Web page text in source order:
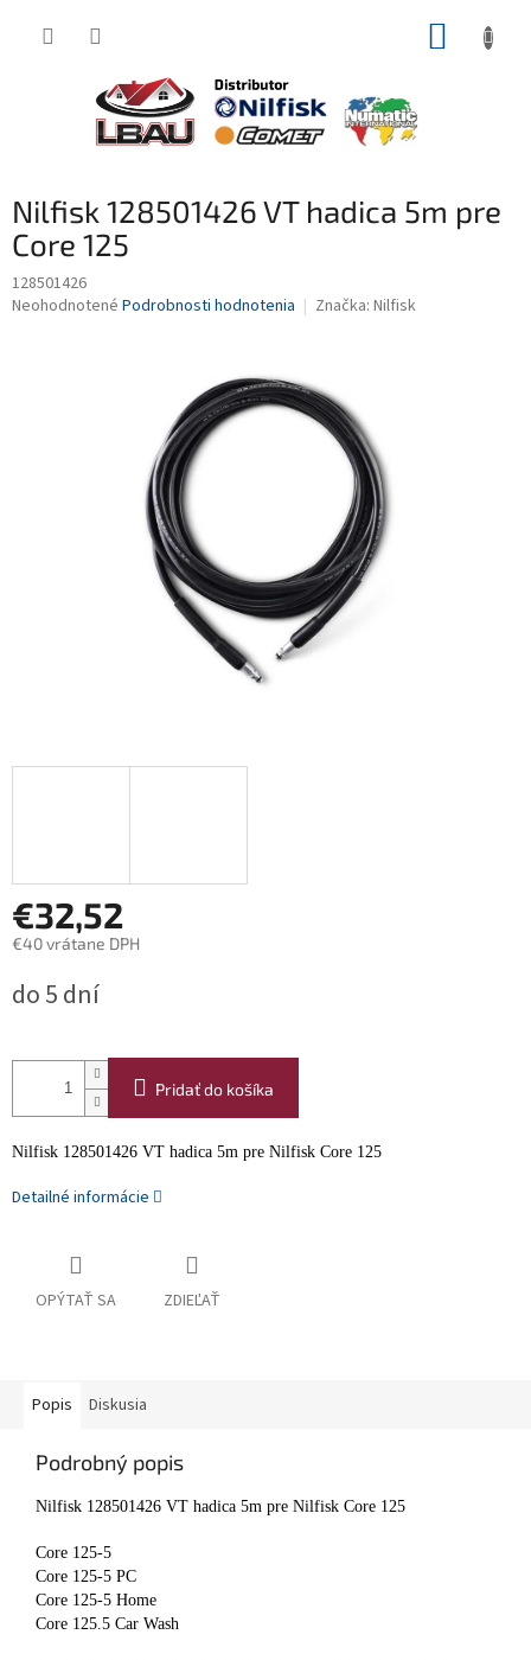
Nilfisk 128501426 VT hadica 5m pre
Core 125
128501426
Priemerné
Neohodnotené Podrobnosti hodnotenia Značka: Nilfisk
€32,52
€40 vrátane DPH
cena:
do 5 dní
Pridať do košíka
Nilfisk 128501426 VT hadica 5m pre Nilfisk Core 125
Detailné informácie
OPÝTAŤ SA ZDIEĽAŤ
Popis Diskusia
Podrobný popis
Nilfisk 128501426 VT hadica 5m pre Nilfisk Core 125
Core 125-5
Core 125-5 PC
Core 125-5 Home
Core 125.5 Car Wash